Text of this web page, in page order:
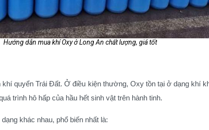
Hướng dẫn mua khí Oxy ở Long An chất lượng, giá tốt
quyển Trái Đất. Ở điều kiện thường, Oxy tồn tại ở dạng khí
trình hô hấp của hầu hết sinh vật trên hành tinh.
khác nhau, phổ biến nhất là: